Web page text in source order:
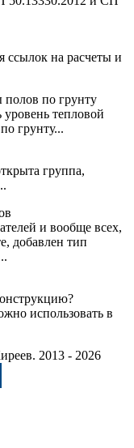
ссылок на расчеты и
полов по грунту
уровень тепловой
грунту...
группа,
и вообще всех,
добавлен тип
использовать в
2013 - 2026